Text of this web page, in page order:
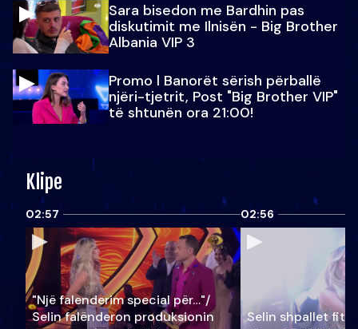
Sara bisedon me Bardhin pas
diskutimit me Ilnisën - Big Brother
Albania VIP 3
Promo l Banorët sërish përballë
njëri-tjetrit, Post "Big Brother VIP"
të shtunën ora 21:00!
Klipe
02:57
"Një falenderim special për…"/
Selin falënderon produksionin
02:56
Selin shpallet